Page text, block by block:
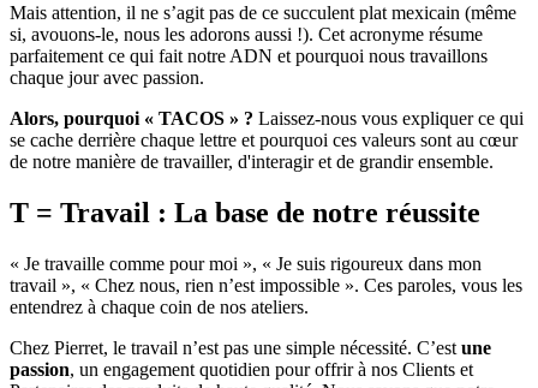
Mais attention, il ne s’agit pas de ce succulent plat mexicain (même
si, avouons-le, nous les adorons aussi !). Cet acronyme résume
parfaitement ce qui fait notre ADN et pourquoi nous travaillons
chaque jour avec passion.
Alors, pourquoi « TACOS » ? Laissez-nous vous expliquer ce qui
se cache derrière chaque lettre et pourquoi ces valeurs sont au cœur
de notre manière de travailler, d'interagir et de grandir ensemble.
T = Travail : La base de notre réussite
« Je travaille comme pour moi », « Je suis rigoureux dans mon
travail », « Chez nous, rien n’est impossible ». Ces paroles, vous les
entendrez à chaque coin de nos ateliers.
Chez Pierret, le travail n’est pas une simple nécessité. C’est une
passion, un engagement quotidien pour offrir à nos Clients et